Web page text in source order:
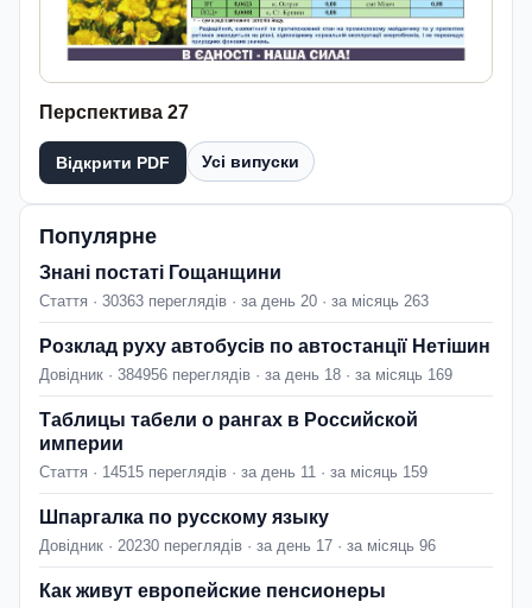
Перспектива 27
Відкрити PDF Усі випуски
Популярне
Знані постаті Гощанщини
Стаття · 30363 переглядів · за день 20 · за місяць 263
Розклад руху автобусів по автостанції Нетішин
Довідник · 384956 переглядів · за день 18 · за місяць 169
Таблицы табели о рангах в Российской
империи
Стаття · 14515 переглядів · за день 11 · за місяць 159
Шпаргалка по русскому языку
Довідник · 20230 переглядів · за день 17 · за місяць 96
Как живут европейские пенсионеры